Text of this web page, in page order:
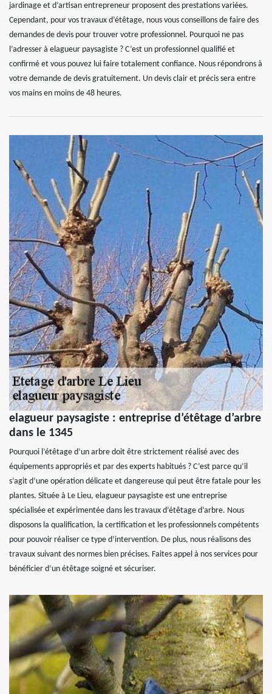
jardinage et d’artisan entrepreneur proposent des prestations variées.
Cependant, pour vos travaux d’étêtage, nous vous conseillons de faire des
demandes de devis pour trouver votre professionnel. Pourquoi ne pas
l’adresser à elagueur paysagiste ? C’est un professionnel qualifié et
confirmé et vous pouvez lui faire totalement confiance. Nous répondrons à
votre demande de devis gratuitement. Un devis clair et précis sera entre
vos mains en moins de 48 heures.
elagueur paysagiste : entreprise d’étêtage d’arbre
dans le 1345
Pourquoi l’étêtage d’un arbre doit être strictement réalisé avec des
équipements appropriés et par des experts habitués ? C’est parce qu’il
s’agit d’une opération délicate et dangereuse qui peut être fatale pour les
plantes. Située à Le Lieu, elagueur paysagiste est une entreprise
spécialisée et expérimentée dans les travaux d’étêtage d’arbre. Nous
disposons la qualification, la certification et les professionnels compétents
pour pouvoir réaliser ce type d’intervention. De plus, nous réalisons des
travaux suivant des normes bien précises. Faites appel à nos services pour
bénéficier d’un étêtage soigné et sécuriser.